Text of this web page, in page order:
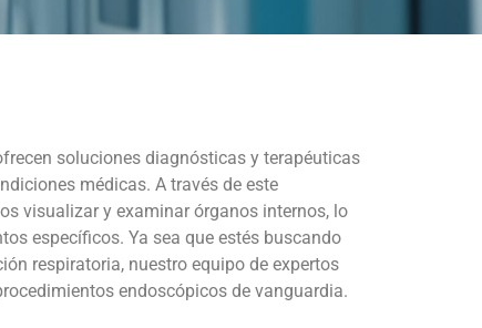
soluciones diagnósticas y terapéuticas
médicas. A través de este
visualizar y examinar órganos internos, lo
específicos. Ya sea que estés buscando
respiratoria, nuestro equipo de expertos
endoscópicos de vanguardia.